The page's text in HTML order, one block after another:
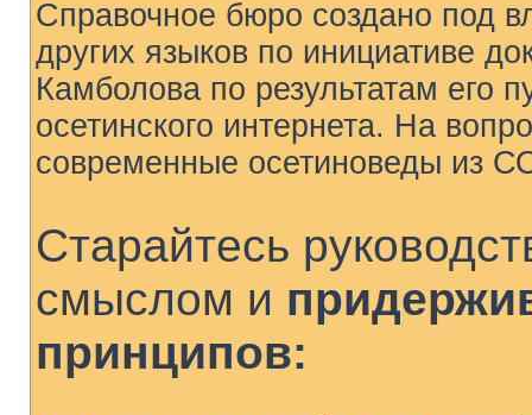
Справочное бюро создано под
других языков по инициативе
Камболова по результатам его
осетинского интернета. На
современные осетиноведы из
Старайтесь
смыслом и
принципов: